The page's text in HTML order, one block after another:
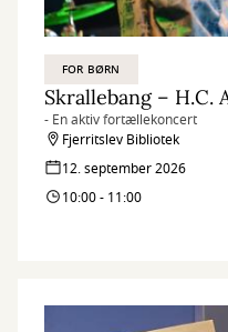
FOR BØRN
- En aktiv fortællekoncert
Fjerritslev Bibliotek
12. september 2026
10:00 - 11:00